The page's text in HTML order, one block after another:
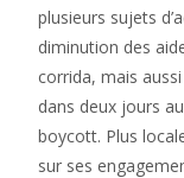
plusieurs sujets
diminution des
corrida, mais
dans deux jours
boycott. Plus
sur ses